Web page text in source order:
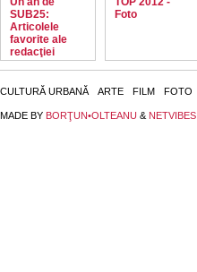
SUB25:
Articolele
favorite ale
redacţiei
Foto
CULTURĂ URBANĂ ARTE FILM FOTO
MADE BY BORŢUN•OLTEANU & NETVIBES